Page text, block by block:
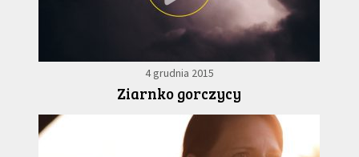
4 grudnia 2015
Ziarnko gorczycy